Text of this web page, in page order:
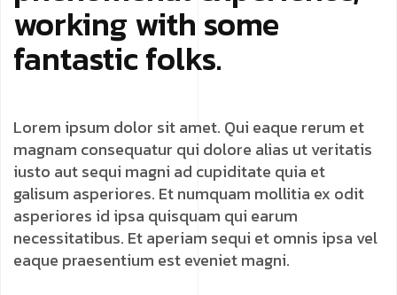
working with some
fantastic folks.
Lorem ipsum dolor sit amet. Qui eaque rerum et
magnam consequatur qui dolore alias ut veritatis
iusto aut sequi magni ad cupiditate quia et
galisum asperiores. Et numquam mollitia ex odit
asperiores id ipsa quisquam qui earum
necessitatibus. Et aperiam sequi et omnis ipsa vel
eaque praesentium est eveniet magni.